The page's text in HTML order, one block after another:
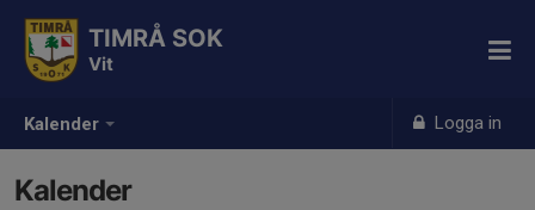
Kalender Logga in
TIMRÅ SOK
Vit
Kalender